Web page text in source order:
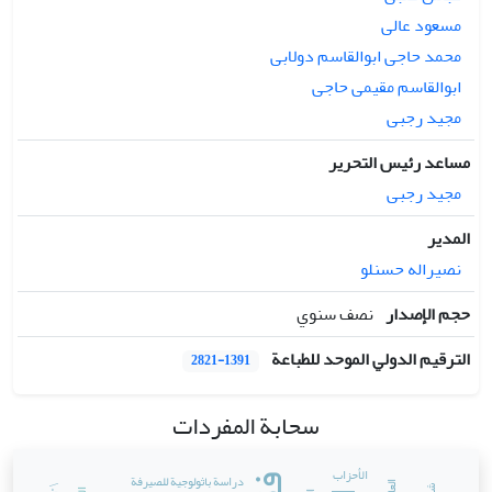
مسعود عالی
محمد حاجی ابوالقاسم دولابی
ابوالقاسم مقیمی حاجی
مجید رجبی
مساعد رئيس التحرير
مجید رجبی
المدير
نصیراله حسنلو
حجم الإصدار نصف سنوي
الترقيم الدولي الموحد للطباعة
2821-1391
سحابة المفردات
دراسة باثولوجیة للصیرفة‌‌ الأحزاب‌‌